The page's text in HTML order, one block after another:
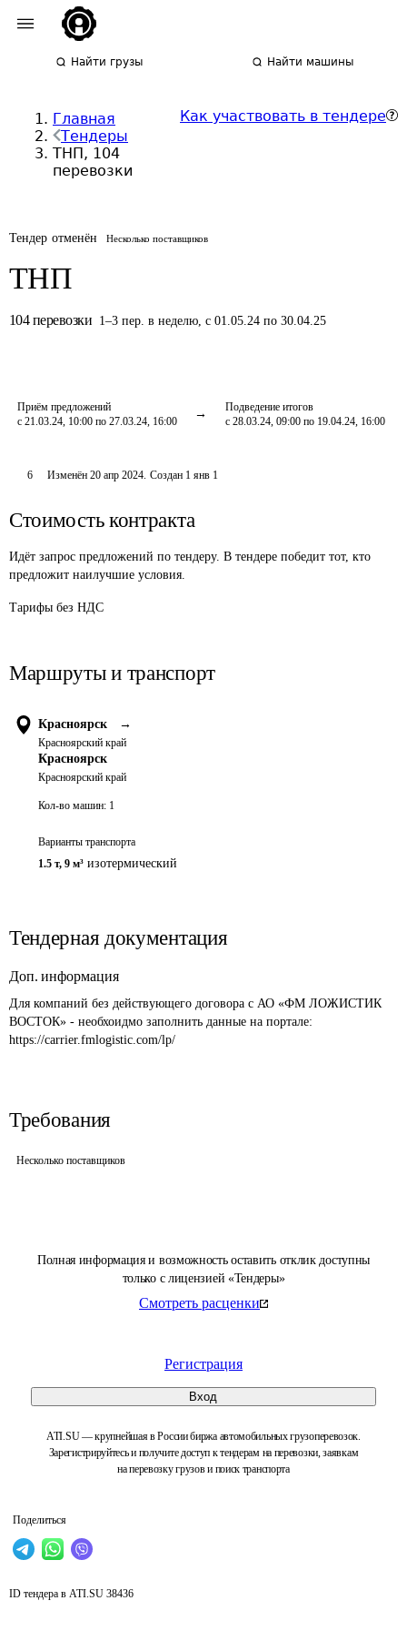
Найти грузы Найти машины
Главная
Тендеры
ТНП, 104
перевозки
Как участвовать в тендере
Тендер отменён Несколько поставщиков
ТНП
104 перевозки 1–3 пер. в неделю,с 01.05.24 по 30.04.25
Приём предложений
с 21.03.24, 10:00 по 27.03.24, 16:00
Подведение итогов
с 28.03.24, 09:00 по 19.04.24, 16:00
Полная информация и возможность оставить отклик доступны
только с лицензией «Тендеры»
Смотреть расценки
Регистрация
Вход
ATI.SU — крупнейшая в России биржа автомобильных грузоперевозок.
Зарегистрируйтесь и получите доступ к тендерам на перевозки, заявкам
на перевозку грузов и поиск транспорта
Поделиться
6 Изменён 20 апр 2024. Создан 1 янв 1
Стоимость контракта
Идёт запрос предложений по тендеру. В тендере победит тот, кто
предложит наилучшие условия.
Тарифы без НДС
Маршруты и транспорт
Красноярск →
Красноярский край
Красноярск
Красноярский край
Кол-во машин: 1
Варианты транспорта
1.5 т, 9 м³ изотермический
Тендерная документация
Доп. информация
Для компаний без действующего договора с АО «ФМ ЛОЖИСТИК
ВОСТОК» - необхоидмо заполнить данные на портале:
https://carrier.fmlogistic.com/lp/
Требования
Несколько поставщиков
ID тендера в ATI.SU 38436